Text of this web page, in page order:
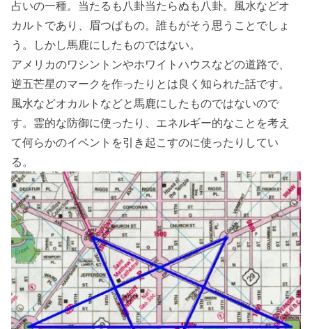
占いの一種。当たるも八卦当たらぬも八卦。風水などオ
カルトであり、眉つばもの。誰もがそう思うことでしょ
う。しかし馬鹿にしたものではない。
アメリカのワシントンやホワイトハウスなどの道路で、
逆五芒星のマークを作ったりとは良く知られた話です。
風水などオカルトなどと馬鹿にしたものではないので
す。霊的な防御に使ったり、エネルギー的なことを考え
て何らかのイベントを引き起こすのに使ったりしてい
る。